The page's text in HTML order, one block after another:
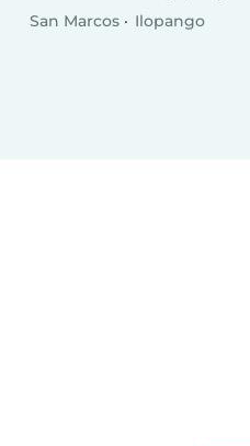
San Marcos
Ilopango